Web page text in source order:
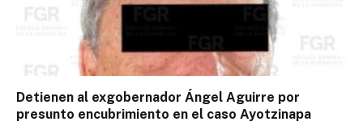
Detienen al exgobernador Ángel Aguirre por
presunto encubrimiento en el caso Ayotzinapa